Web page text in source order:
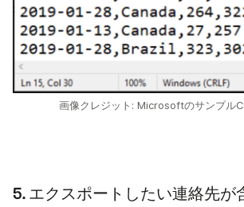
画像クレジット: Microsoftのサンプル
5. エクスポートしたい連絡先が